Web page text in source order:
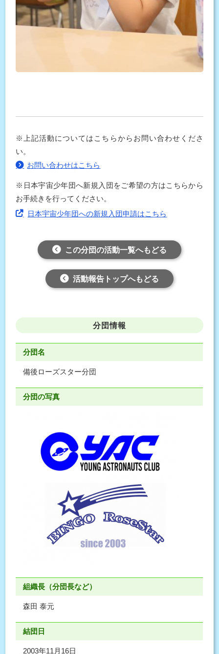
※上記活動についてはこちらからお問い合わせくださ
い。
お問い合わせはこちら
※日本宇宙少年団へ新規入団をご希望の方はこちらから
お手続きを行ってください。
日本宇宙少年団への新規入団申請はこちら
この分団の活動一覧へもどる
活動報告トップへもどる
分団情報
分団名
備後ローズスター分団
分団の写真
組織長（分団長など）
森田 泰元
結団日
2003年11月16日